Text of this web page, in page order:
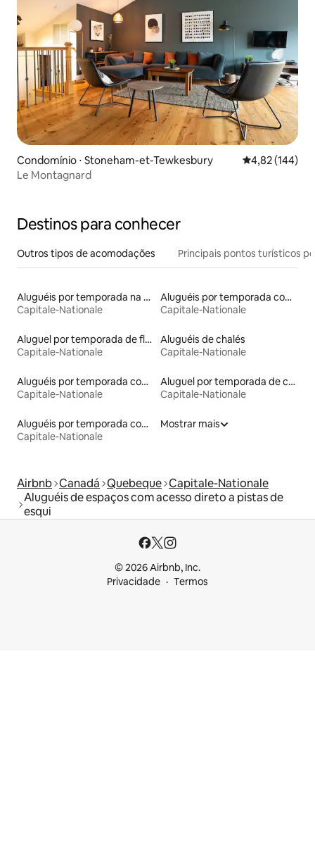
Condomínio ⋅ Stoneham-et-Tewkesbury 4,82 de uma
4,82 (144)
Le Montagnard
Destinos para conhecer
Outros tipos de acomodações Principais pontos turísticos
Aluguéis por temporada na orla
Capitale-Nationale
Aluguéis por temporada com acesso à praia
Capitale-Nationale
Aluguel por temporada de flats
Capitale-Nationale
Aluguéis de chalés
Capitale-Nationale
Aluguéis por temporada com cama de altura acessível
Capitale-Nationale
Aluguel por temporada de casas de hóspedes
Capitale-Nationale
Aluguéis por temporada com sauna
Capitale-Nationale
Mostrar mais
Airbnb Canadá Quebeque Capitale-Nationale
Aluguéis de espaços com acesso direto a pistas de
esqui
© 2026 Airbnb, Inc.
Privacidade
Termos